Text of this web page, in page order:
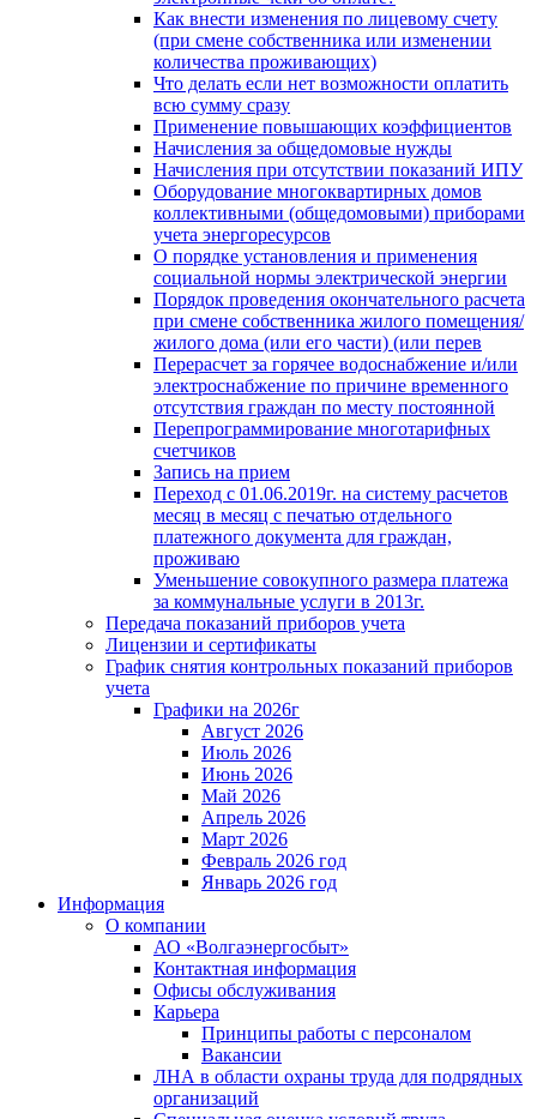
Как внести изменения по лицевому счету
(при смене собственника или изменении
количества проживающих)
Что делать если нет возможности оплатить
всю сумму сразу
Применение повышающих коэффициентов
Начисления за общедомовые нужды
Начисления при отсутствии показаний ИПУ
Оборудование многоквартирных домов
коллективными (общедомовыми) приборами
учета энергоресурсов
О порядке установления и применения
социальной нормы электрической энергии
Порядок проведения окончательного расчета
при смене собственника жилого помещения/
жилого дома (или его части) (или перев
Перерасчет за горячее водоснабжение и/или
электроснабжение по причине временного
отсутствия граждан по месту постоянной
Перепрограммирование многотарифных
счетчиков
Запись на прием
Переход с 01.06.2019г. на систему расчетов
месяц в месяц с печатью отдельного
платежного документа для граждан,
проживаю
Уменьшение совокупного размера платежа
за коммунальные услуги в 2013г.
Передача показаний приборов учета
Лицензии и сертификаты
График снятия контрольных показаний приборов
учета
Графики на 2026г
Август 2026
Июль 2026
Июнь 2026
Май 2026
Апрель 2026
Март 2026
Февраль 2026 год
Январь 2026 год
Информация
О компании
АО «Волгаэнергосбыт»
Контактная информация
Офисы обслуживания
Карьера
Принципы работы с персоналом
Вакансии
ЛНА в области охраны труда для подрядных
организаций